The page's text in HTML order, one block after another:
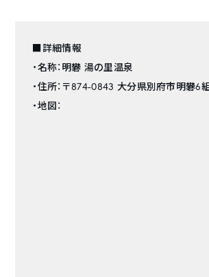
■詳細情報
・名称：明礬 湯の里温泉
・住所：〒874-0843 大分県別府市明礬6
・地図：